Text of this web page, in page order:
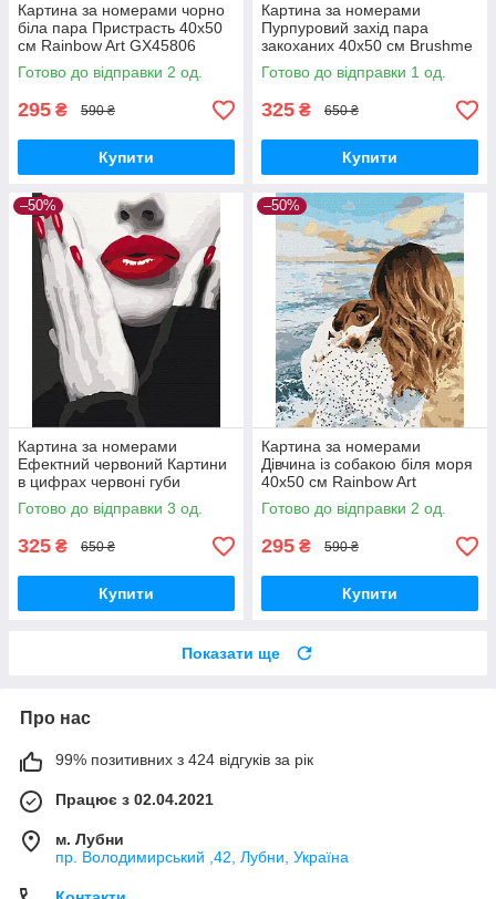
Картина за номерами чорно
біла пара Пристрасть 40х50
см Rainbow Art GX45806
Готово до відправки 2 од.
295 ₴ 590 ₴
Купити
Картина за номерами
Пурпуровий захід пара
закоханих 40x50 см Brushme
BS53879
Готово до відправки 1 од.
325 ₴ 650 ₴
Купити
–50%
Картина за номерами
Ефектний червоний Картини
в цифрах червоні губи
Розмальовка 40х50 Brushme
BS51491
Готово до відправки 3 од.
325 ₴ 650 ₴
Купити
–50%
Картина за номерами
Дівчина із собакою біля моря
40х50 см Rainbow Art
GX40926
Готово до відправки 2 од.
295 ₴ 590 ₴
Купити
Показати ще
Про нас
99% позитивних з 424 відгуків за рік
Працює з 02.04.2021
м. Лубни
пр. Володимирський ,42, Лубни, Україна